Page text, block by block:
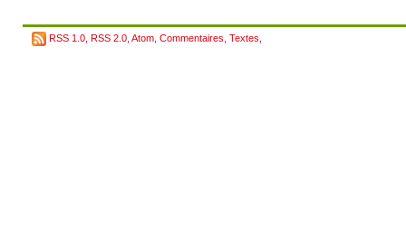
RSS 1.0 RSS 2.0 Atom Commentaires Textes